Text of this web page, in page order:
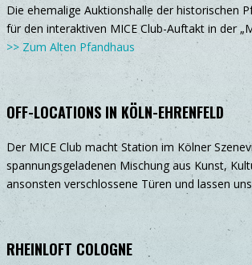
Die ehemalige Auktionshalle der historischen
für den interaktiven MICE Club-Auftakt in der
>> Zum Alten Pfandhaus
OFF-LOCATIONS IN KÖLN-EHRENFELD
Der MICE Club macht Station im Kölner
spannungsgeladenen Mischung aus Kunst,
ansonsten verschlossene Türen und lassen
RHEINLOFT COLOGNE